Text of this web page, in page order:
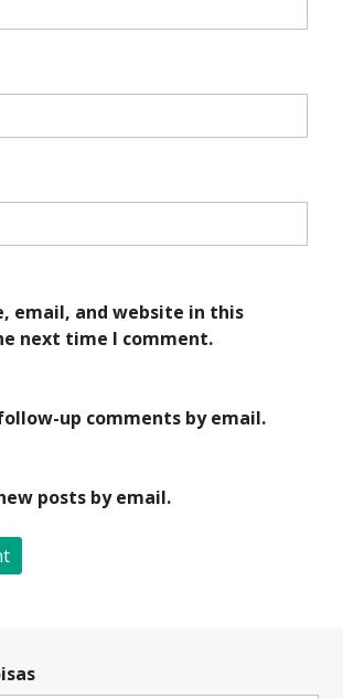
email, and website in this
next time I comment.
up comments by email.
posts by email.